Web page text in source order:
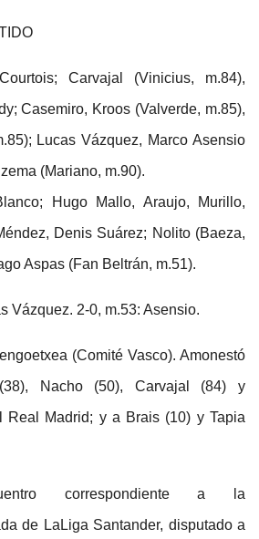
Carvajal (Vinicius, m.84),
Casemiro, Kroos (Valverde, m.85),
Lucas Vázquez, Marco Asensio
(Mariano, m.90).
Hugo Mallo, Araujo, Murillo,
Denis Suárez; Nolito (Baeza,
Aspas (Fan Beltrán, m.51).
Vázquez. 2-0, m.53: Asensio.
(Comité Vasco). Amonestó
Nacho (50), Carvajal (84) y
Real Madrid; y a Brais (10) y Tapia
correspondiente a la
de LaLiga Santander, disputado a